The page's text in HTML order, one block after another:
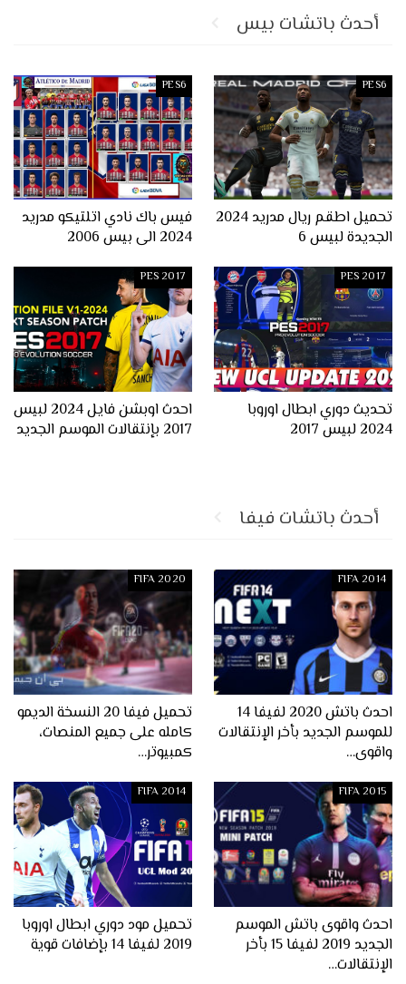
أحدث باتشات بيس
PES6
تحميل اطقم ريال مدريد 2024
الجديدة لبيس 6
PES6
فيس باك نادي اتلتيكو مدريد
2024 الى بيس 2006
PES 2017
تحديث دوري ابطال اوروبا
2024 لبيس 2017
PES 2017
احدث اوبشن فايل 2024 لبيس
2017 بإنتقالات الموسم الجديد
أحدث باتشات فيفا
FIFA 2014
احدث باتش 2020 لفيفا 14
للموسم الجديد بأخر الإنتقالات
واقوى…
FIFA 2020
تحميل فيفا 20 النسخة الديمو
كامله على جميع المنصات،
كمبيوتر…
FIFA 2015
احدث واقوى باتش الموسم
الجديد 2019 لفيفا 15 بأخر
الإنتقالات…
FIFA 2014
تحميل مود دوري ابطال اوروبا
2019 لفيفا 14 بإضافات قوية